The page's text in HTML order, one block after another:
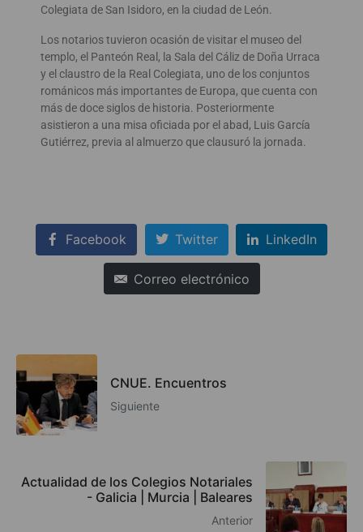
Colegiata de San Isidoro, en la ciudad de León.
Los notarios tuvieron ocasión de visitar el museo del
templo, el Panteón Real, la Sala del Cáliz de Doña Urraca
y el claustro de la Real Colegiata, uno de los conjuntos
románicos más importantes de Europa, que cuenta con
más de doce siglos de historia. Posteriormente
asistieron a una misa oficiada por el abad, Luis García
Gutiérrez, previa al almuerzo que clausuró la jornada.
Facebook Twitter LinkedIn
Correo electrónico
CNUE. Encuentros
Siguiente
Actualidad de los Colegios Notariales
- Galicia | Murcia | Baleares
Anterior